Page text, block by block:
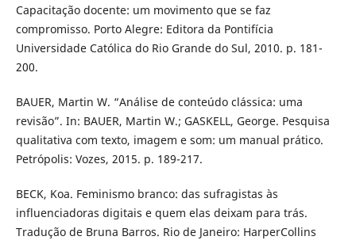
Capacitação docente: um movimento que se faz
compromisso. Porto Alegre: Editora da Pontifícia
Universidade Católica do Rio Grande do Sul, 2010. p. 181-
200.
BAUER, Martin W. “Análise de conteúdo clássica: uma
revisão”. In: BAUER, Martin W.; GASKELL, George. Pesquisa
qualitativa com texto, imagem e som: um manual prático.
Petrópolis: Vozes, 2015. p. 189-217.
BECK, Koa. Feminismo branco: das sufragistas às
influenciadoras digitais e quem elas deixam para trás.
Tradução de Bruna Barros. Rio de Janeiro: HarperCollins